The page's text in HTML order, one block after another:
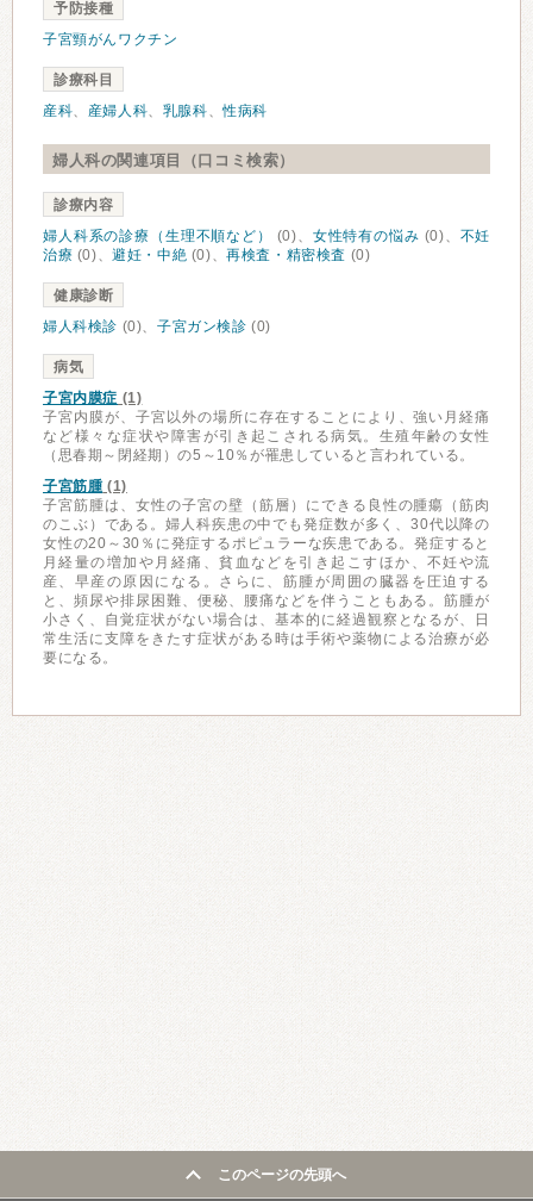
予防接種
子宮頸がんワクチン
診療科目
産科、 産婦人科、 乳腺科、性病科
婦人科の関連項目（口コミ検索）
診療内容
婦人科系の診療（生理不順など）
(0)、 女性特有の悩み (0)、 不妊
治療 (0)、避妊・中絶 (0)、再検査・精密検査 (0)
健康診断
婦人科検診 (0)、 子宮ガン検診 (0)
病気
子宮内膜症 (1)
子宮内膜が、子宮以外の場所に存在することにより、強い月経痛
など様々な症状や障害が引き起こされる病気。生殖年齢の女性
（思春期～閉経期）の5～10％が罹患していると言われている。
子宮筋腫(1)
子宮筋腫は、女性の子宮の壁（筋層）にできる良性の腫瘍（筋肉
のこぶ）である。婦人科疾患の中でも発症数が多く、30代以降の
女性の20～30％に発症するポピュラーな疾患である。発症すると
月経量の増加や月経痛、貧血などを引き起こすほか、不妊や流
産、早産の原因になる。さらに、筋腫が周囲の臓器を圧迫する
と、頻尿や排尿困難、便秘、腰痛などを伴うこともある。筋腫が
小さく、自覚症状がない場合は、基本的に経過観察となるが、日
常生活に支障をきたす症状がある時は手術や薬物による治療が必
要になる。
このページの先頭へ